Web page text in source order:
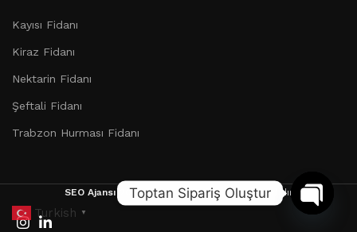
Kayısı Fidanı
Kiraz Fidanı
Nektarin Fidanı
Şeftali Fidanı
Trabzon Hurması Fidanı
SEO Ajansı 2025 Copyright | Tüm Hakları Saklıdır
Turkish ▼
Toptan Sipariş Oluştur